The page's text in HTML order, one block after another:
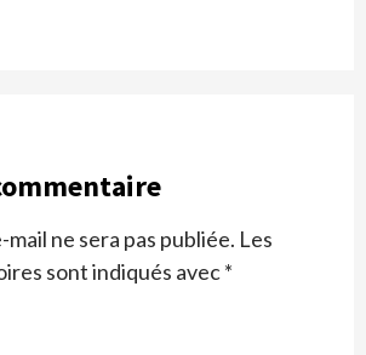
ne sera pas publiée. Les
sont indiqués avec*